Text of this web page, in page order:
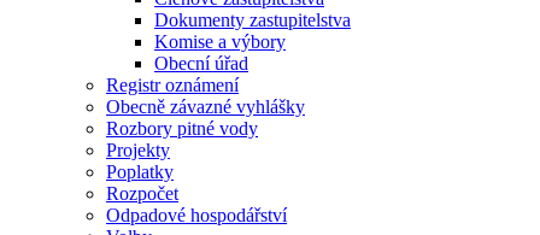
Dokumenty zastupitelstva
Komise a výbory
Obecní úřad
Registr oznámení
Obecně závazné vyhlášky
Rozbory pitné vody
Projekty
Poplatky
Rozpočet
Odpadové hospodářství